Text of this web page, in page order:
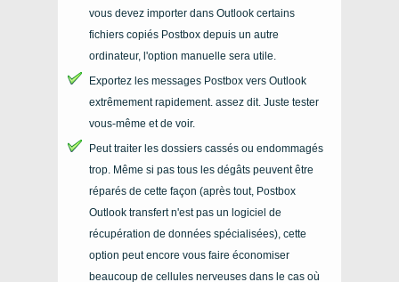
vous devez importer dans Outlook certains
fichiers copiés Postbox depuis un autre
ordinateur, l'option manuelle sera utile.
Exportez les messages Postbox vers Outlook
extrêmement rapidement. assez dit. Juste tester
vous-même et de voir.
Peut traiter les dossiers cassés ou endommagés
trop. Même si pas tous les dégâts peuvent être
réparés de cette façon (après tout, Postbox
Outlook transfert n'est pas un logiciel de
récupération de données spécialisées), cette
option peut encore vous faire économiser
beaucoup de cellules nerveuses dans le cas où